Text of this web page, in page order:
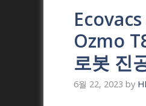
Ozmo
로봇 진
6월 22, 2023 by